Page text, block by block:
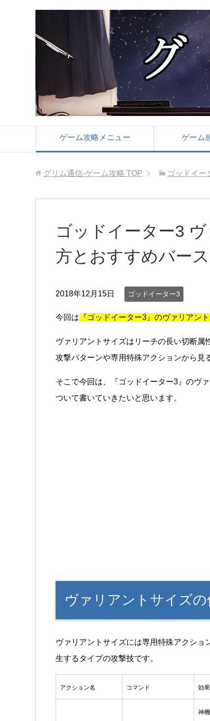
ゲーム攻略メニュー ゲーム
グリム通信-ゲーム攻略 TOP ゴッドイー
ゴッドイーター3
方とおすすめバー
2018年12月15日 ゴッドイーター3
今回は 『ゴッドイーター3』のヴァリアン
ヴァリアントサイズはリーチの長い切断属
攻撃パターンや専用特殊アクションから見
そこで今回は、『ゴッドイーター3』のヴ
ついて書いていきたいと思います。
ヴァリアントサイズの
ヴァリアントサイズには専用特殊アクシ
生するタイプの攻撃技です。
アクション名 コマンド 効果
神